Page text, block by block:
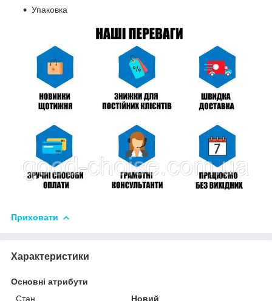
Упаковка
Приховати
Характеристики
Основні атрибути
Стан
Новий